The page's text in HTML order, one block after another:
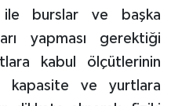
ile burslar ve başka
yapması gerektiği
kabul ölçütlerinin
kapasite ve yurtlara